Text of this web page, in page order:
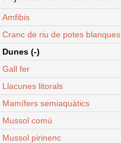
Amfibis
Cranc de riu de potes blanques
Dunes (-)
Gall fer
Llacunes litorals
Mamífers semiaquàtics
Mussol comú
Mussol pirinenc